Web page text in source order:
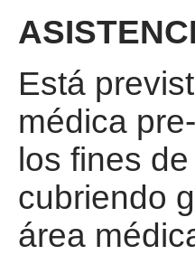
Está
médica
los fines
cubriendo
área